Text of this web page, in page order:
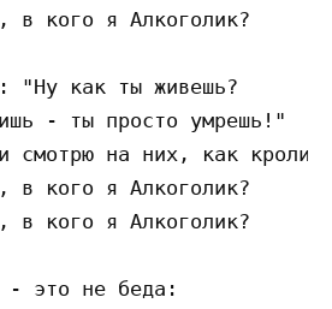
в кого я Алкоголик?
"Ну как ты живешь?
- ты просто умрешь!"
смотрю на них, как
в кого я Алкоголик?
в кого я Алкоголик?
- это не беда: